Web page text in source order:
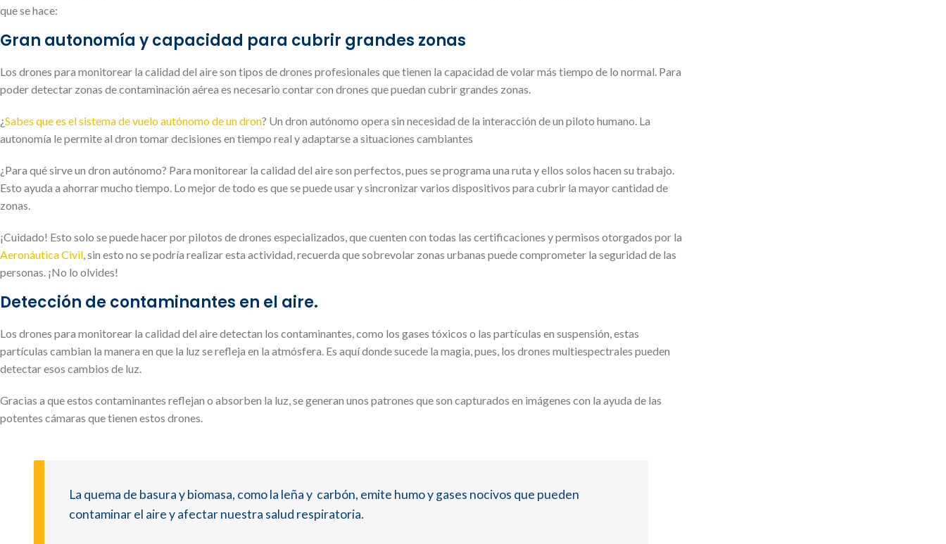
que se hace:
Gran autonomía y capacidad para cubrir grandes zonas
Los drones para monitorear la calidad del aire son tipos de drones profesionales que tienen la capacidad de volar más tiempo de lo normal. Para
poder detectar zonas de contaminación aérea es necesario contar con drones que puedan cubrir grandes zonas.
¿Sabes que es el sistema de vuelo autónomo de un dron? Un dron autónomo opera sin necesidad de la interacción de un piloto humano. La
autonomía le permite al dron tomar decisiones en tiempo real y adaptarse a situaciones cambiantes
¿Para qué sirve un dron autónomo? Para monitorear la calidad del aire son perfectos, pues se programa una ruta y ellos solos hacen su trabajo.
Esto ayuda a ahorrar mucho tiempo. Lo mejor de todo es que se puede usar y sincronizar varios dispositivos para cubrir la mayor cantidad de
zonas.
¡Cuidado! Esto solo se puede hacer por pilotos de drones especializados, que cuenten con todas las certificaciones y permisos otorgados por la
Aeronáutica Civil, sin esto no se podría realizar esta actividad, recuerda que sobrevolar zonas urbanas puede comprometer la seguridad de las
personas. ¡No lo olvides!
Detección de contaminantes en el aire.
Los drones para monitorear la calidad del aire detectan los contaminantes, como los gases tóxicos o las partículas en suspensión, estas
partículas cambian la manera en que la luz se refleja en la atmósfera. Es aquí donde sucede la magia, pues, los drones multiespectrales pueden
detectar esos cambios de luz.
Gracias a que estos contaminantes reflejan o absorben la luz, se generan unos patrones que son capturados en imágenes con la ayuda de las
potentes cámaras que tienen estos drones.
La quema de basura y biomasa, como la leña y carbón, emite humo y gases nocivos que pueden
contaminar el aire y afectar nuestra salud respiratoria.